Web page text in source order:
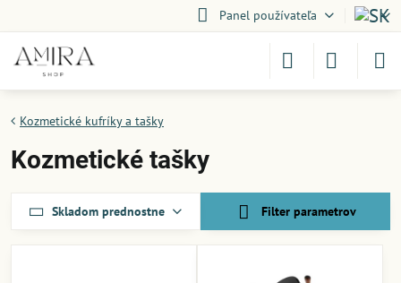
Panel používateľa
Kozmetické kufríky a tašky
Kozmetické tašky
Skladom prednostne Filter parametrov